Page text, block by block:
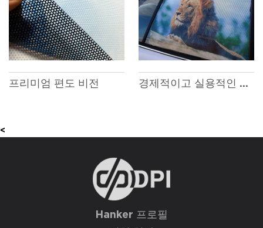
프리미엄 편도 비전 경제적이고 실용적인 편도 비전
<
Hanker 프로필